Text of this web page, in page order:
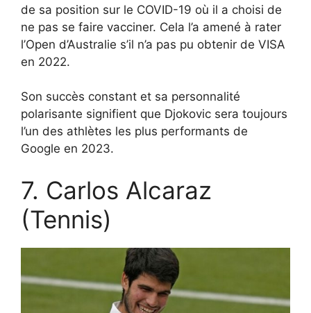
de sa position sur le COVID-19 où il a choisi de
ne pas se faire vacciner. Cela l’a amené à rater
l’Open d’Australie s’il n’a pas pu obtenir de VISA
en 2022.
Son succès constant et sa personnalité
polarisante signifient que Djokovic sera toujours
l’un des athlètes les plus performants de
Google en 2023.
7. Carlos Alcaraz
(Tennis)